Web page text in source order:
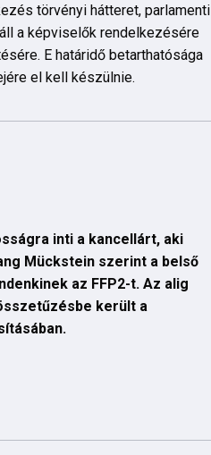
törvényi hátteret, parlamenti
a képviselők rendelkezésére
E határidő betarthatósága
el kell készülnie.
inti a kancellárt, aki
Mückstein szerint a belső
az FFP2-t. Az alig
került a